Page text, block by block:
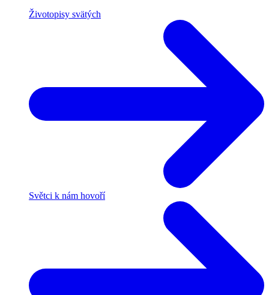
Životopisy svätých
Světci k nám hovoří